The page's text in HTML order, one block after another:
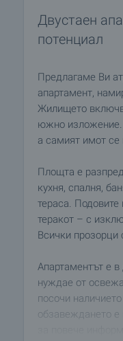
Двустаен
потенциал
Предлагаме Ви
апартамент,
Жилището
южно
а самият имот
Площта е
кухня, спалня,
тераса. Подовите
теракот – с
Всички прозорци
Апартаментът е
нуждае от
посочи
обзавеждането